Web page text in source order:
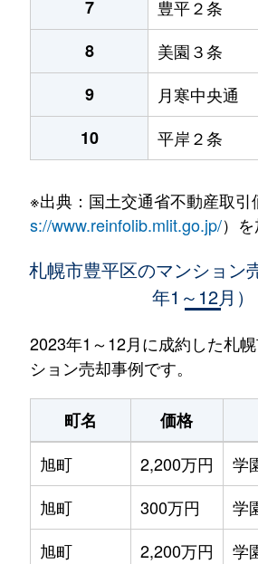
7 豊平２条
8
美園３条
9
月寒中央通
10
平岸２条
※出典：国土交通省不動産取引
s://www.reinfolib.mlit.go.jp/）
札幌市豊平区のマンション
年1～12月）
2023年1～12月に成約した札
ション売却事例です。
町名 価格
旭町
2,200万円 学
旭町
300万円 学
旭町
2,200万円 学